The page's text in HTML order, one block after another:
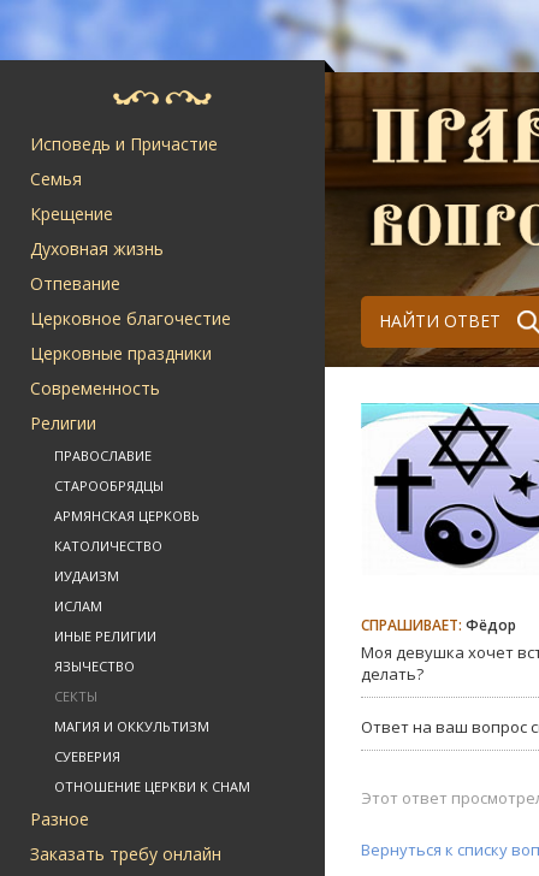
Исповедь и Причастие
Семья
Крещение
Духовная жизнь
Отпевание
Церковное благочестие
Церковные праздники
Современность
Религии
ПРАВОСЛАВИЕ
СТАРООБРЯДЦЫ
АРМЯНСКАЯ ЦЕРКОВЬ
КАТОЛИЧЕСТВО
ИУДАИЗМ
ИСЛАМ
ИНЫЕ РЕЛИГИИ
ЯЗЫЧЕСТВО
СЕКТЫ
МАГИЯ И ОККУЛЬТИЗМ
СУЕВЕРИЯ
ОТНОШЕНИЕ ЦЕРКВИ К СНАМ
Разное
Заказать требу онлайн
НАЙТИ ОТВЕТ
СПРАШИВАЕТ: Фёдор
Моя девушка хочет
делать?
Ответ на ваш вопрос
Этот ответ
Вернуться к списку